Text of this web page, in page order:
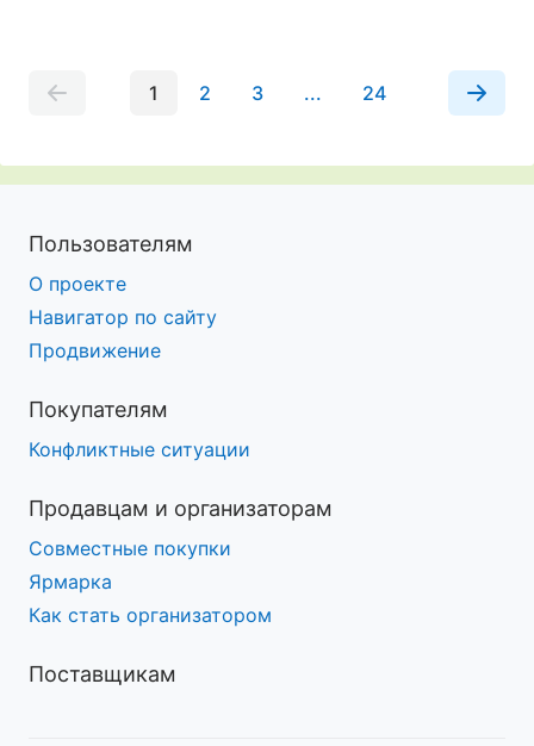
1 2 3 ... 24
Пользователям
О проекте
Навигатор по сайту
Продвижение
Покупателям
Конфликтные ситуации
Продавцам и организаторам
Совместные покупки
Ярмарка
Как стать организатором
Поставщикам